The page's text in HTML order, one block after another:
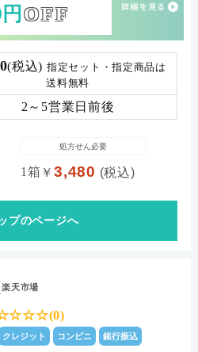
円 OFF
(税込) 指定セット・指定商品は
送料無料
2～5営業日前後
1箱 ￥3,480 (税込)
処方せん必要
プのページへ
楽天市場
クレジット コンビニ 銀行振込